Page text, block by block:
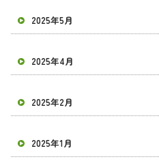
2025年5月
2025年4月
2025年2月
2025年1月